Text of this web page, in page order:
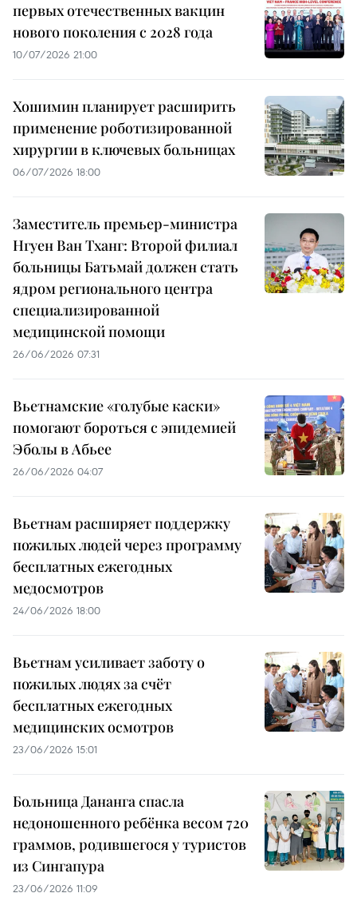
первых отечественных вакцин
нового поколения с 2028 года
10/07/2026 21:00
Хошимин планирует расширить
применение роботизированной
хирургии в ключевых больницах
06/07/2026 18:00
Заместитель премьер-министра
Нгуен Ван Тханг: Второй филиал
больницы Батьмай должен стать
ядром регионального центра
специализированной
медицинской помощи
26/06/2026 07:31
Вьетнамские «голубые каски»
помогают бороться с эпидемией
Эболы в Абьее
26/06/2026 04:07
Вьетнам расширяет поддержку
пожилых людей через программу
бесплатных ежегодных
медосмотров
24/06/2026 18:00
Вьетнам усиливает заботу о
пожилых людях за счёт
бесплатных ежегодных
медицинских осмотров
23/06/2026 15:01
Больница Дананга спасла
недоношенного ребёнка весом 720
граммов, родившегося у туристов
из Сингапура
23/06/2026 11:09